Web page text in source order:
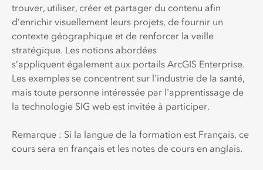
trouver, utiliser, créer et partager du contenu afin
d’enrichir visuellement leurs projets, de fournir un
contexte géographique et de renforcer la veille
stratégique. Les notions abordées
s’appliquent également aux portails ArcGIS Enterprise.
Les exemples se concentrent sur l'industrie de la santé,
mais toute personne intéressée par l'apprentissage de
la technologie SIG web est invitée à participer.
Remarque : Si la langue de la formation est Français, ce
cours sera en français et les notes de cours en anglais.